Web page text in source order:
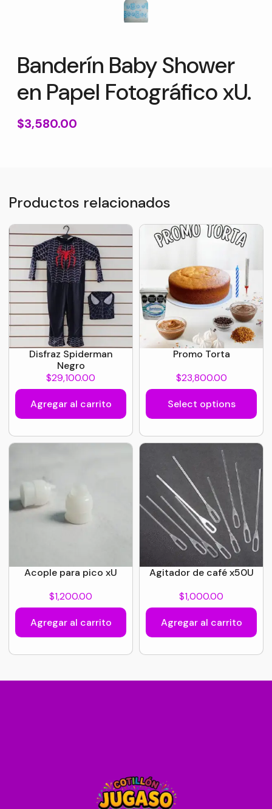
Banderín Baby Shower
en Papel Fotográfico xU.
$3,580.00
Productos relacionados
Disfraz Spiderman
Negro
$29,100.00
Agregar al carrito
Promo Torta
$23,800.00
Select options
Acople para pico xU
$1,200.00
Agregar al carrito
Agitador de café x50U
$1,000.00
Agregar al carrito